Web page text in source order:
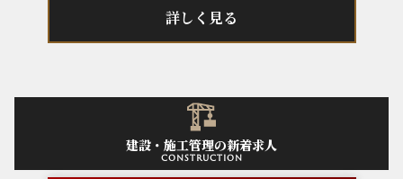
詳しく見る
建設・施工管理の新着求人
construction